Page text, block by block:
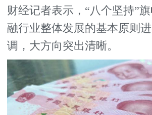
财经记者表示，“八个坚持”
融行业整体发展的基本原则
调，大方向突出清晰。